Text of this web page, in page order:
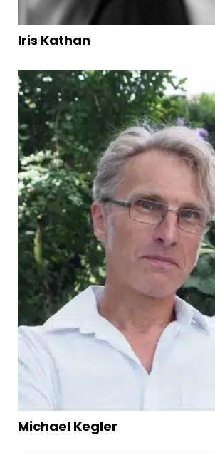
Iris Kathan
Michael Kegler